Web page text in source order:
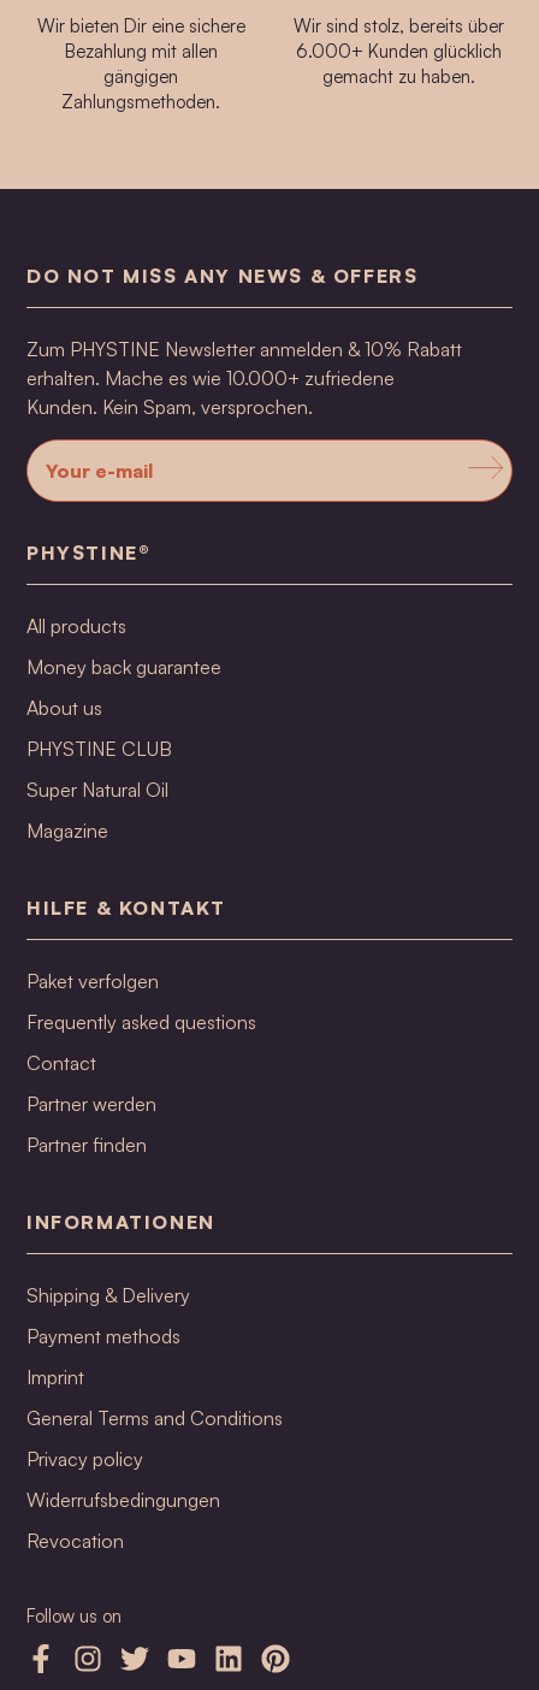
Wir bieten Dir eine sichere
Bezahlung mit allen
gängigen
Zahlungsmethoden.
Wir sind stolz, bereits über
6.000+ Kunden glücklich
gemacht zu haben.
DO NOT MISS ANY NEWS & OFFERS
Zum PHYSTINE Newsletter anmelden & 10% Rabatt
erhalten. Mache es wie 10.000+ zufriedene
Kunden. Kein Spam, versprochen.
PHYSTINE®
All products
Money back guarantee
About us
PHYSTINE CLUB
Super Natural Oil
Magazine
HILFE & KONTAKT
Paket verfolgen
Frequently asked questions
Contact
Partner werden
Partner finden
INFORMATIONEN
Shipping & Delivery
Payment methods
Imprint
General Terms and Conditions
Privacy policy
Widerrufsbedingungen
Revocation
Follow us on